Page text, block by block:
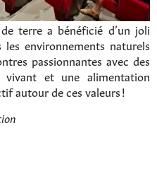
terre a bénéficié d’un joli
environnements naturels
passionnantes avec des
vivant et une alimentation
autour de ces valeurs !